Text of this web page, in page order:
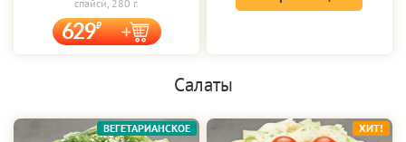
спайси, 280 г.
629
Салаты
ВЕГЕТАРИАНСКОЕ ХИТ!